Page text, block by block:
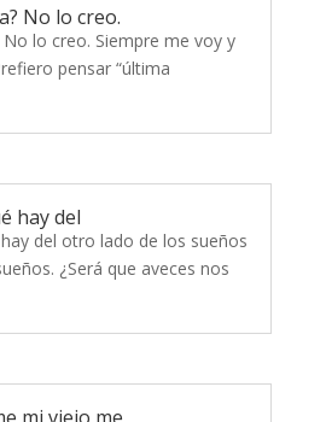
No lo creo.
No lo creo. Siempre me voy y
pensar “última
hay del
hay del otro lado de los sueños
¿Será que aveces nos